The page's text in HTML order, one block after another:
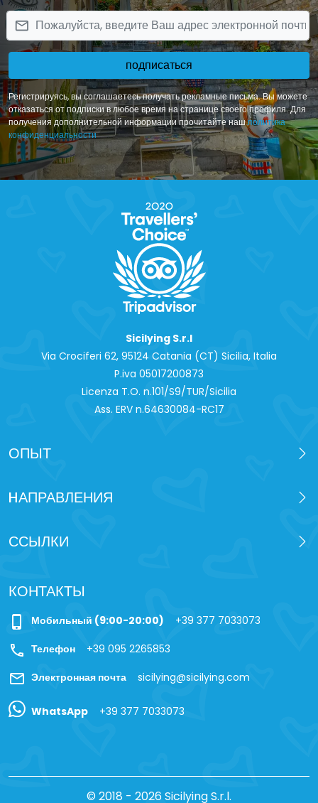
email
подписаться
Регистрируясь, вы соглашаетесь получать рекламные письма. Вы можете
отказаться от подписки в любое время на странице своего профиля. Для
получения дополнительной информации прочитайте нашполитика
конфиденциальности
Sicilying S.r.l
Via Crociferi 62, 95124 Catania (CT) Sicilia, Italia
P.iva 0‍5017200873
Licenza T.O. n.101/S9/TUR/Sicilia
Ass. ERV n.64630084-RC17
ОПЫТ
HАПРАВЛЕНИЯ
ССЫЛКИ
КОНТАКТЫ
phone_iphone Мобильный (9:00-20:00) +39 377 7033073
call Телефон +39 095 2265853
mail Электронная почта sicilying@sicilying.com
WhatsApp +39 377 7033073
© 2018 - 2026 Sicilying S.r.l.